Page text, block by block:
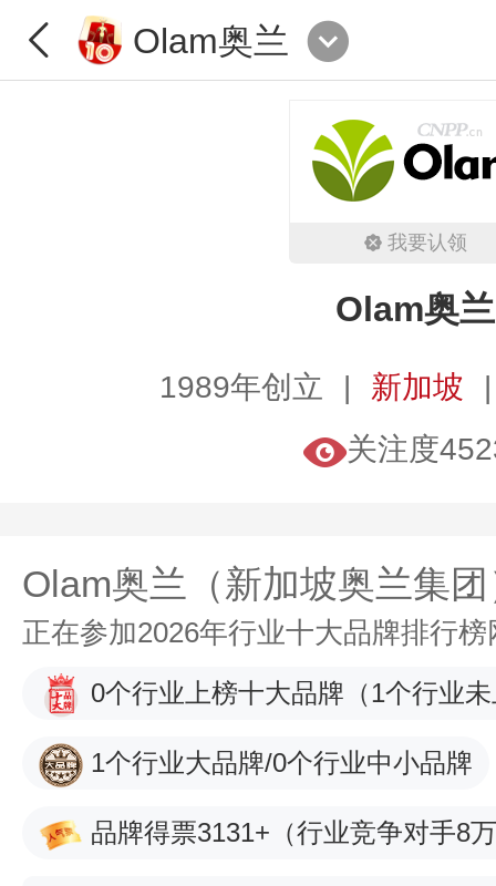
Olam奥兰
我要认领
Olam奥兰
1989年创立
新加坡
关注度
Olam奥兰（新加坡奥兰集
正在参加2026年行业十大品牌排行
0个行业上榜十大品牌 （1个行业
1个行业大品牌/0个行业中小品牌
品牌得票3131+ （行业竞争对手8